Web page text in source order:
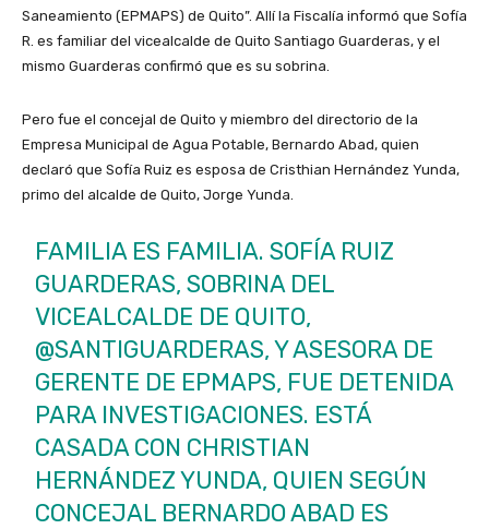
Saneamiento (EPMAPS) de Quito”. Allí la Fiscalía informó que Sofía
R. es familiar del vicealcalde de Quito Santiago Guarderas, y el
mismo Guarderas confirmó que es su sobrina.
Pero fue el concejal de Quito y miembro del directorio de la
Empresa Municipal de Agua Potable, Bernardo Abad, quien
declaró que Sofía Ruiz es esposa de Cristhian Hernández Yunda,
primo del alcalde de Quito, Jorge Yunda.
FAMILIA ES FAMILIA. SOFÍA RUIZ
GUARDERAS, SOBRINA DEL
VICEALCALDE DE QUITO,
@SANTIGUARDERAS, Y ASESORA DE
GERENTE DE EPMAPS, FUE DETENIDA
PARA INVESTIGACIONES. ESTÁ
CASADA CON CHRISTIAN
HERNÁNDEZ YUNDA, QUIEN SEGÚN
CONCEJAL BERNARDO ABAD ES